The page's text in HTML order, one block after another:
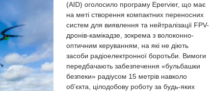
(AID) оголосило програму Epervier, що має
на меті створення компактних переносних
систем для виявлення та нейтралізації FPV-
дронів-камікадзе, зокрема з волоконно-
оптичним керуванням, на які не діють
засоби радіоелектронної боротьби. Вимоги
передбачають забезпечення «бульбашки
безпеки» радіусом 15 метрів навколо
об'єкта, цілодобову роботу за будь-яких